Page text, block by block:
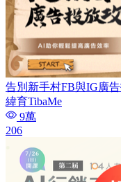
告別新手村FB與IG廣
緯育TibaMe
9萬
206